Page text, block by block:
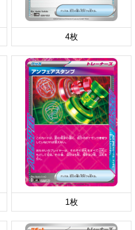
4枚
1枚